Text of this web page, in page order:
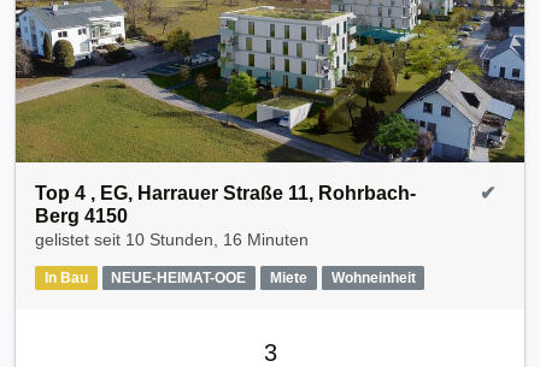
Top 4 , EG, Harrauer Straße 11, Rohrbach-
Berg 4150
gelistet seit 10 Stunden, 16 Minuten
In Bau NEUE-HEIMAT-OOE Miete Wohneinheit
✔
3